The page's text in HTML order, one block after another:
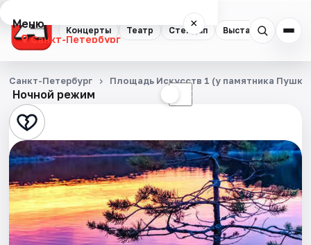
Концерты Театр Стендап Выставки
Меню ×
Санкт-Петербург
Концерты
Театр
Стендап
Выставки
Квесты
Экскурсии
Ночной режим ☾
Санкт-Петербург Площадь Искусств 1 (у памятника